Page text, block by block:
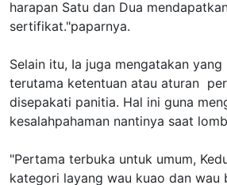
harapan Satu dan Dua
sertifikat."paparnya.
Selain itu, Ia juga mengatakan
terutama ketentuan atau aturan
disepakati panitia. Hal ini guna
kesalahpahaman nantinya saat
"Pertama terbuka untuk umum,
kategori layang wau kuao dan wau